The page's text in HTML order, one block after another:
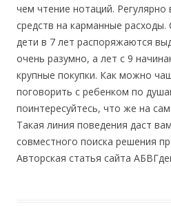
чем чтение нотаций.
средств на карманные расходы.
дети в 7 лет распоряжаются
очень разумно, а лет с 9
крупные покупки. Как можно
поговорить с ребенком по
поинтересуйтесь, что же на
Такая линия поведения даст
совместного поиска решения
Авторская статья сайта